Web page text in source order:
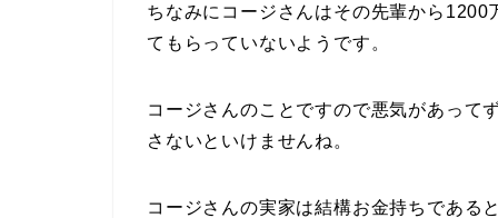
ちなみにコージさんはその先輩から
てもらっていないようです。
コージさんのことですので悪気があって
さないといけませんね。
コージさんの実家は結構お金持ちである